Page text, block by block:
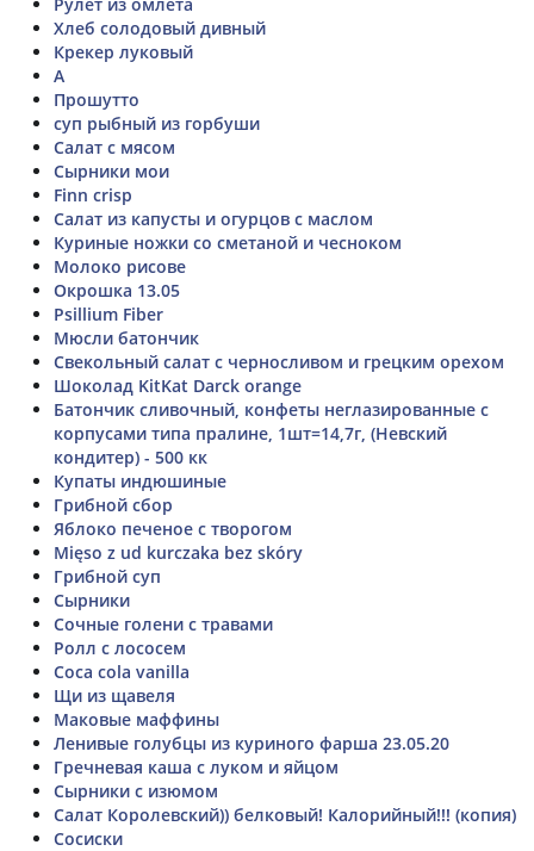
Хлеб солодовый дивный
Крекер луковый
А
Прошутто
суп рыбный из горбуши
Салат с мясом
Сырники мои
Finn crisp
Салат из капусты и огурцов с маслом
Куриные ножки со сметаной и чесноком
Молоко рисове
Окрошка 13.05
Psillium Fiber
Мюсли батончик
Свекольный салат с черносливом и грецким орехом
Шоколад KitKat Darck orange
Батончик сливочный, конфеты неглазированные с
корпусами типа пралине, 1шт=14,7г, (Невский
кондитер) - 500 кк
Купаты индюшиные
Грибной сбор
Яблоко печеное с творогом
Mięso z ud kurczaka bez skóry
Грибной суп
Сырники
Сочные голени с травами
Ролл с лососем
Coca cola vanilla
Щи из щавеля
Маковые маффины
Ленивые голубцы из куриного фарша 23.05.20
Гречневая каша с луком и яйцом
Сырники с изюмом
Салат Королевский)) белковый! Калорийный!!! (копия)
Сосиски